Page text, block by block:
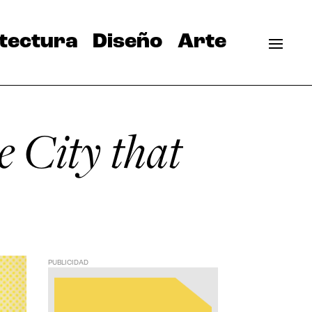
Diseño Arte
City that
PUBLICIDAD